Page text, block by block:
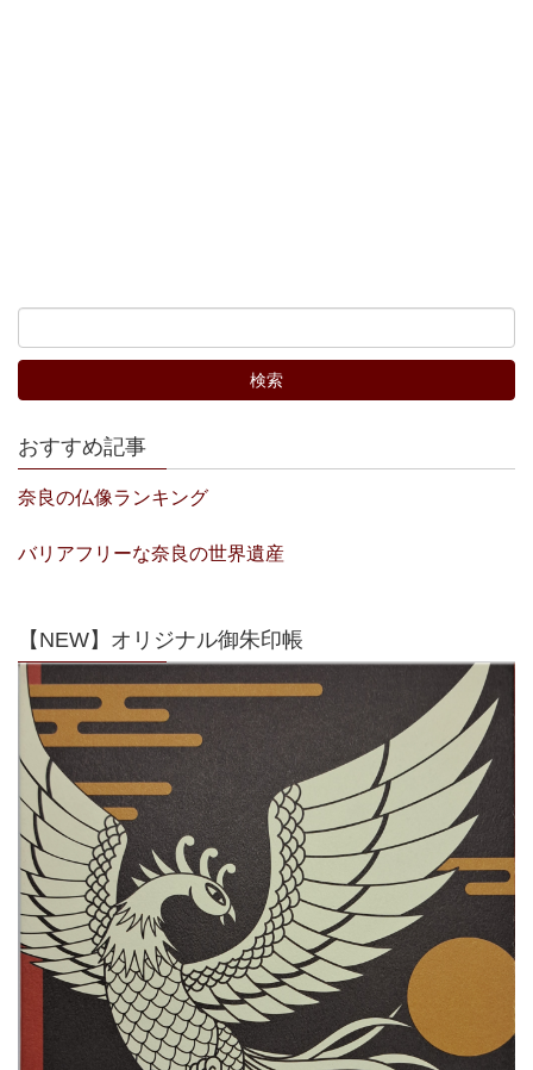
おすすめ記事
奈良の仏像ランキング
バリアフリーな奈良の世界遺産
【NEW】オリジナル御朱印帳